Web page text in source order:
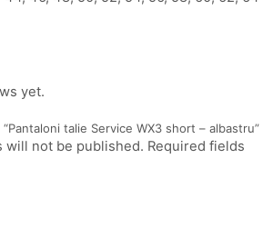
yet.
talie Service WX3 short – albastru”
will not be published. Required fields